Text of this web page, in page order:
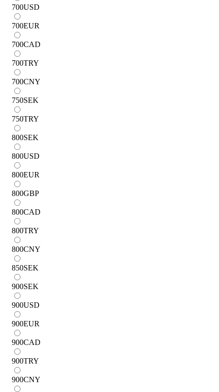
700USD
700EUR
700CAD
700TRY
700CNY
750SEK
750TRY
800SEK
800USD
800EUR
800GBP
800CAD
800TRY
800CNY
850SEK
900SEK
900USD
900EUR
900CAD
900TRY
900CNY